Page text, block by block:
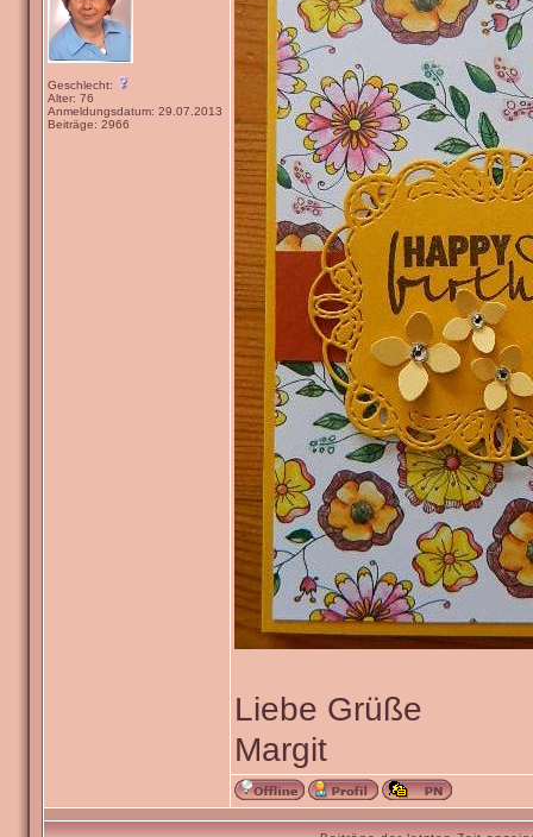
Geschlecht:
Alter: 76
Anmeldungsdatum: 29.07.2013
Beiträge: 2966
Liebe Grüße
Margit